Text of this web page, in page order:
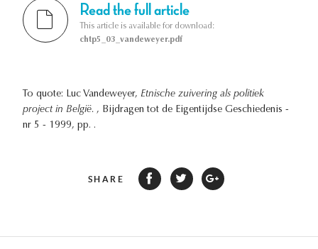
Read the full article
This article is available for download:
chtp5_03_vandeweyer.pdf
To quote: Luc Vandeweyer, Etnische zuivering als politiek
project in België. , Bijdragen tot de Eigentijdse Geschiedenis -
nr 5 - 1999, pp. .
SHARE